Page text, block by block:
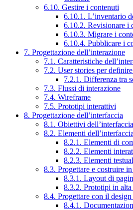
6.10. Gestire i contenuti
6.10.1. L’inventario
6.10.2. Revisionare i
6.10.3. Migrare i
6.10.4. Pubblicare i
7. Progettazione dell’interazione
7.1. Caratteristiche
7.2. User stories per
7.2.1. Differenza tra
7.3. Flussi di interazione
7.4. Wireframe
7.5. Prototipi interattivi
8. Progettazione dell’interfaccia
8.1. Obiettivi dell’interfaccia
8.2. Elementi dell’interfaccia
8.2.1. Elementi di
8.2.2. Elementi
8.2.3. Elementi
8.3. Progettare e costruire
8.3.1. Layout di
8.3.2. Prototipi in alta
8.4. Progettare con il
8.4.1.